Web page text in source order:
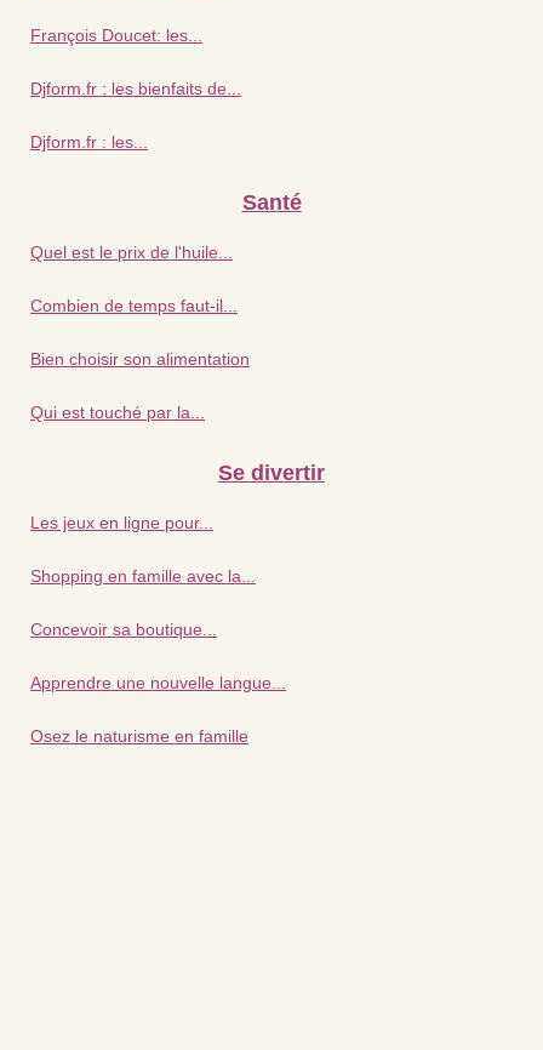
François Doucet: les...
Djform.fr : les bienfaits de...
Djform.fr : les...
Santé
Quel est le prix de l'huile...
Combien de temps faut-il...
Bien choisir son alimentation
Qui est touché par la...
Se divertir
Les jeux en ligne pour...
Shopping en famille avec la...
Concevoir sa boutique...
Apprendre une nouvelle langue...
Osez le naturisme en famille